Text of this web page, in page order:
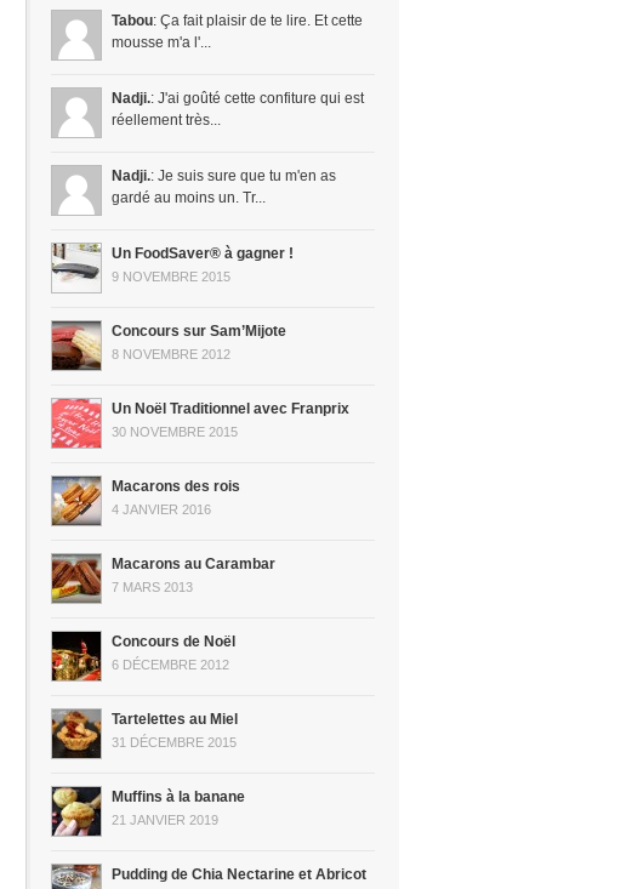
Tabou: Ça fait plaisir de te lire. Et cette
mousse m'a l'...
Nadji.: J'ai goûté cette confiture qui est
réellement très...
Nadji.: Je suis sure que tu m'en as
gardé au moins un. Tr...
Un FoodSaver® à gagner !
9 NOVEMBRE 2015
Concours sur Sam’Mijote
8 NOVEMBRE 2012
Un Noël Traditionnel avec Franprix
30 NOVEMBRE 2015
Macarons des rois
4 JANVIER 2016
Macarons au Carambar
7 MARS 2013
Concours de Noël
6 DÉCEMBRE 2012
Tartelettes au Miel
31 DÉCEMBRE 2015
Muffins à la banane
21 JANVIER 2019
Pudding de Chia Nectarine et Abricot